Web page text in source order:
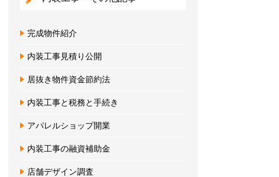
完成物件紹介
内装工事見積り公開
居抜き物件資金節約法
内装工事と税務と手続き
アパレルショップ開業
内装工事の融資補助金
店舗デザイン調査